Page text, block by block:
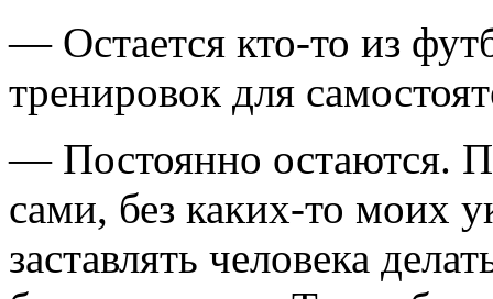
— Остается кто-то из
тренировок для
— Постоянно остаются.
сами, без каких-то моих
заставлять человека